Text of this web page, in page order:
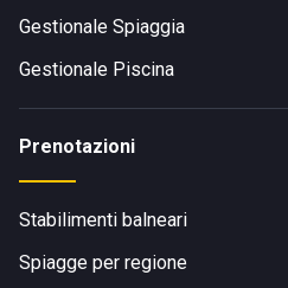
Gestionale Spiaggia
Gestionale Piscina
Prenotazioni
Stabilimenti balneari
Spiagge per regione